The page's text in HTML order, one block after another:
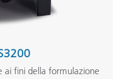
ai fini della formulazione